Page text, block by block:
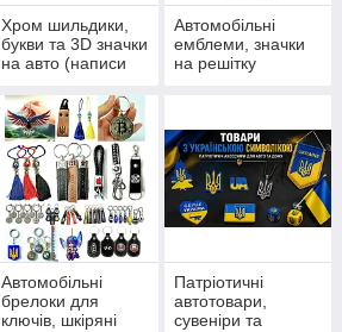
Хром шильдики,
букви та 3D значки
на авто (написи
Автомобільні
емблеми, значки
на решітку
Автомобільні
брелоки для
ключів, шкіряні
Патріотичні
автотовари,
сувеніри та